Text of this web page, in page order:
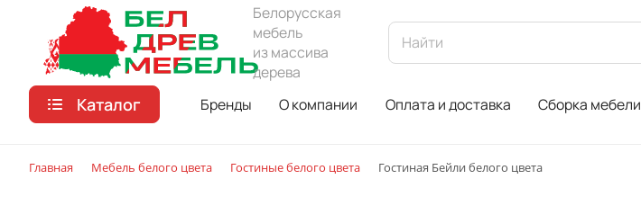
Белорусская
мебель
из массива
дерева
Каталог Бренды О компании Оплата и доставка Сборка мебели
Главная Мебель белого цвета Гостиные белого цвета Гостиная Бейли белого цвета